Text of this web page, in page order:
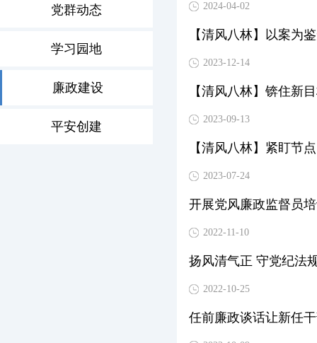
党群动态
学习园地
廉政建设
平安创建
2024-04-02
【清风八林】以案为
2023-12-14
【清风八林】锛住新
2023-09-13
【清风八林】紧盯节
2023-07-24
开展党风廉政监督员
2022-11-10
扬风清气正 守党纪法
2022-10-25
任前廉政谈话让新任